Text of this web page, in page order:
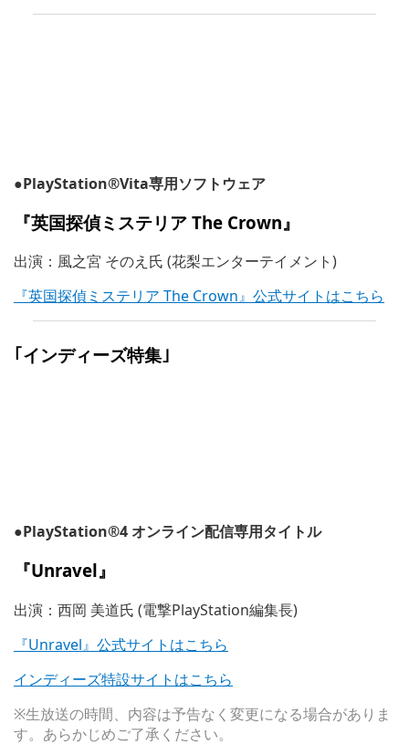
●PlayStation®Vita専用ソフトウェア
『英国探偵ミステリア The Crown』
出演：風之宮 そのえ氏 (花梨エンターテイメント)
『英国探偵ミステリア The Crown』公式サイトはこちら
｢インディーズ特集｣
●PlayStation®4 オンライン配信専用タイトル
『Unravel』
出演：西岡 美道氏 (電撃PlayStation編集長)
『Unravel』公式サイトはこちら
インディーズ特設サイトはこちら
※生放送の時間、内容は予告なく変更になる場合がありま
す。あらかじめご了承ください。